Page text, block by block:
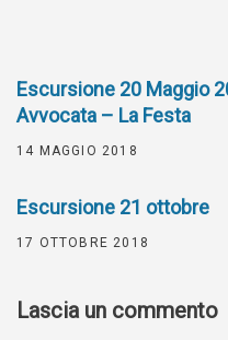
Escursione 20 Maggio
Avvocata – La Festa
14 MAGGIO 2018
Escursione 21 ottobre
17 OTTOBRE 2018
Lascia un commento